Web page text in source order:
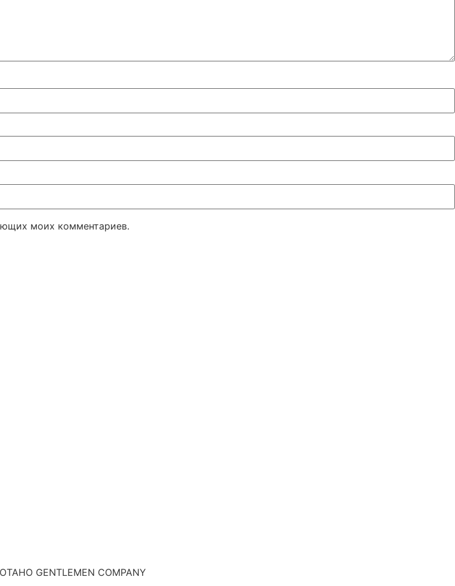
моих комментариев.
GENTLEMEN COMPANY